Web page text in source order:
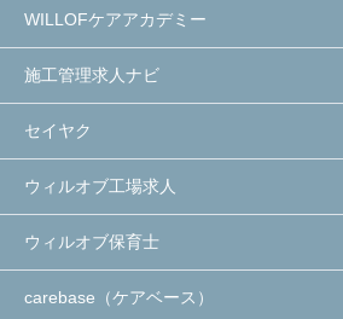
WILLOFケアアカデミー
施工管理求人ナビ
セイヤク
ウィルオブ工場求人
ウィルオブ保育士
carebase（ケアベース）